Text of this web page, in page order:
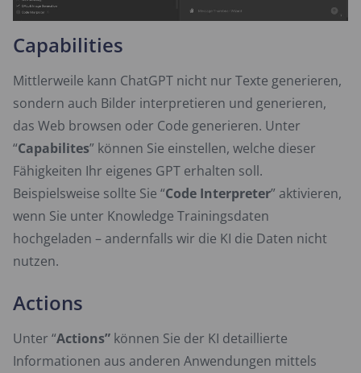
Capabilities
Mittlerweile kann ChatGPT nicht nur Texte generieren,
sondern auch Bilder interpretieren und generieren,
das Web browsen oder Code generieren. Unter
“Capabilites” können Sie einstellen, welche dieser
Fähigkeiten Ihr eigenes GPT erhalten soll.
Beispielsweise sollte Sie “Code Interpreter” aktivieren,
wenn Sie unter Knowledge Trainingsdaten
hochgeladen – andernfalls wir die KI die Daten nicht
nutzen.
Actions
Unter “Actions” können Sie der KI detaillierte
Informationen aus anderen Anwendungen mittels